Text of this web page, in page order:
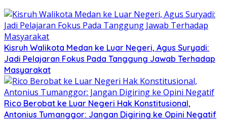
Kisruh Walikota Medan ke Luar Negeri, Agus Suryadi:
Jadi Pelajaran Fokus Pada Tanggung Jawab Terhadap
Masyarakat
Rico Berobat ke Luar Negeri Hak Konstitusional,
Antonius Tumanggor: Jangan Digiring ke Opini Negatif